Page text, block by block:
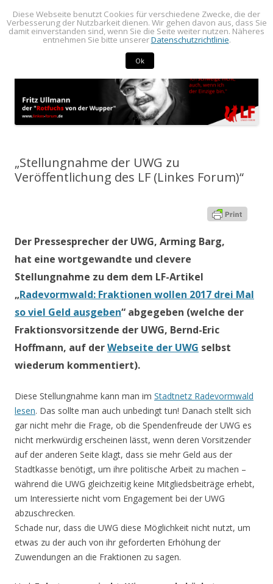
BLOG von Fritz Ullmann
BLOG von Fritz Ullmann, linker Stadtverordneter im Rat der Stadt
Radevormwald
Menü Springe
zum
Inhalt
„Stellungnahme der UWG zu
Veröffentlichung des LF (Linkes Forum)“
Der Pressesprecher der UWG, Arming Barg,
hat eine wortgewandte und clevere
Stellungnahme zu dem dem LF-Artikel
„Radevormwald: Fraktionen wollen 2017 drei Mal
so viel Geld ausgeben“ abgegeben (welche der
Fraktionsvorsitzende der UWG, Bernd-Eric
Hoffmann, auf derWebseite der UWG selbst
wiederum kommentiert).
Diese Stellungnahme kann man im Stadtnetz Radevormwald
lesen. Das sollte man auch unbedingt tun! Danach stellt sich
gar nicht mehr die Frage, ob die Spendenfreude der UWG es
nicht merkwürdig erscheinen lässt, wenn deren Vorsitzender
auf der anderen Seite klagt, dass sie mehr Geld aus der
Stadtkasse benötigt, um ihre politische Arbeit zu machen –
während die UWG gleichzeitig keine Mitgliedsbeiträge erhebt,
um Interessierte nicht vom Engagement bei der UWG
abzuschrecken.
Schade nur, dass die UWG diese Möglichkeit nicht nutzt, um
etwas zu der auch von ihr geforderten Erhöhung der
Zuwendungen an die Fraktionen zu sagen.
Diese Webseite benutzt Cookies für verschiedene Zwecke, die der
Verbesserung der Nutzbarkeit dienen. Wir gehen davon aus, dass Sie
damit einverstanden sind, wenn Sie die Seite weiter nutzen. Näheres
entnehmen Sie bitte unsererDatenschutzrichtlinie.
Ok